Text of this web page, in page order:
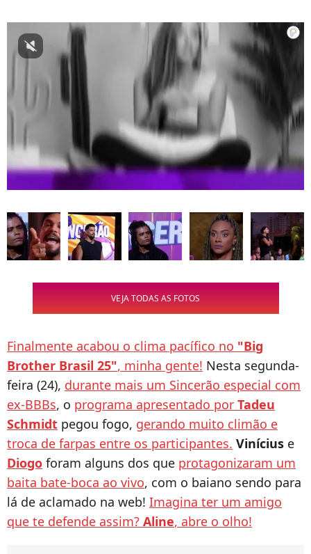
VEJA TODAS AS FOTOS
Finalmente acabou o clima pacífico no "Big
Brother Brasil 25", minha gente! Nesta segunda-
feira (24), durante mais um Sincerão especial com
ex-BBBs, o programa apresentado por Tadeu
Schmidt pegou fogo, gerando muito climão e
troca de farpas entre os participantes. Vinícius e
Diogo foram alguns dos que protagonizaram um
baita bate-boca ao vivo, com o baiano sendo para
lá de aclamado na web! Imagina ter um amigo
que te defende assim? Aline, abre o olho!